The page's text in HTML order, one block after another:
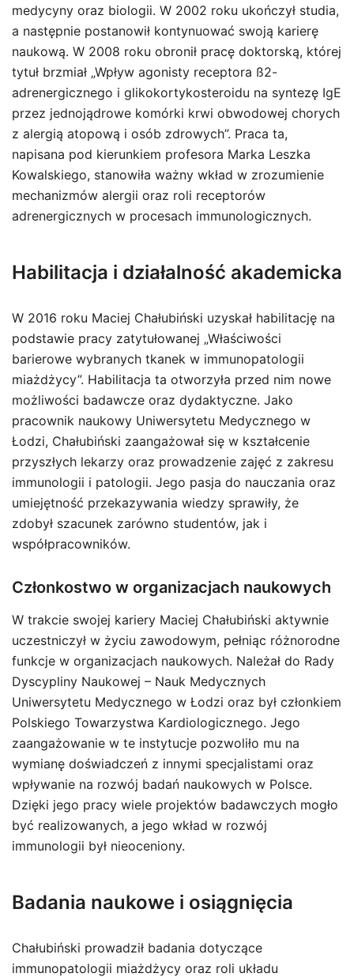
medycyny oraz biologii. W 2002 roku ukończył studia,
a następnie postanowił kontynuować swoją karierę
naukową. W 2008 roku obronił pracę doktorską, której
tytuł brzmiał „Wpływ agonisty receptora ß2-
adrenergicznego i glikokortykosteroidu na syntezę IgE
przez jednojądrowe komórki krwi obwodowej chorych
z alergią atopową i osób zdrowych”. Praca ta,
napisana pod kierunkiem profesora Marka Leszka
Kowalskiego, stanowiła ważny wkład w zrozumienie
mechanizmów alergii oraz roli receptorów
adrenergicznych w procesach immunologicznych.
Habilitacja i działalność akademicka
W 2016 roku Maciej Chałubiński uzyskał habilitację na
podstawie pracy zatytułowanej „Właściwości
barierowe wybranych tkanek w immunopatologii
miażdżycy”. Habilitacja ta otworzyła przed nim nowe
możliwości badawcze oraz dydaktyczne. Jako
pracownik naukowy Uniwersytetu Medycznego w
Łodzi, Chałubiński zaangażował się w kształcenie
przyszłych lekarzy oraz prowadzenie zajęć z zakresu
immunologii i patologii. Jego pasja do nauczania oraz
umiejętność przekazywania wiedzy sprawiły, że
zdobył szacunek zarówno studentów, jak i
współpracowników.
Członkostwo w organizacjach naukowych
W trakcie swojej kariery Maciej Chałubiński aktywnie
uczestniczył w życiu zawodowym, pełniąc różnorodne
funkcje w organizacjach naukowych. Należał do Rady
Dyscypliny Naukowej – Nauk Medycznych
Uniwersytetu Medycznego w Łodzi oraz był członkiem
Polskiego Towarzystwa Kardiologicznego. Jego
zaangażowanie w te instytucje pozwoliło mu na
wymianę doświadczeń z innymi specjalistami oraz
wpływanie na rozwój badań naukowych w Polsce.
Dzięki jego pracy wiele projektów badawczych mogło
być realizowanych, a jego wkład w rozwój
immunologii był nieoceniony.
Badania naukowe i osiągnięcia
Chałubiński prowadził badania dotyczące
immunopatologii miażdżycy oraz roli układu